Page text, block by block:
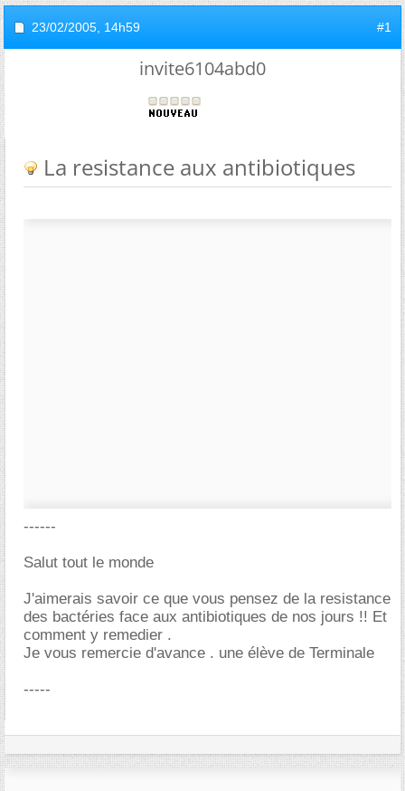
23/02/2005, 14h59 #1
invite6104abd0
La resistance aux antibiotiques
------
Salut tout le monde
J'aimerais savoir ce que vous pensez de la resistance
des bactéries face aux antibiotiques de nos jours !! Et
comment y remedier .
Je vous remercie d'avance . une élève de Terminale
-----